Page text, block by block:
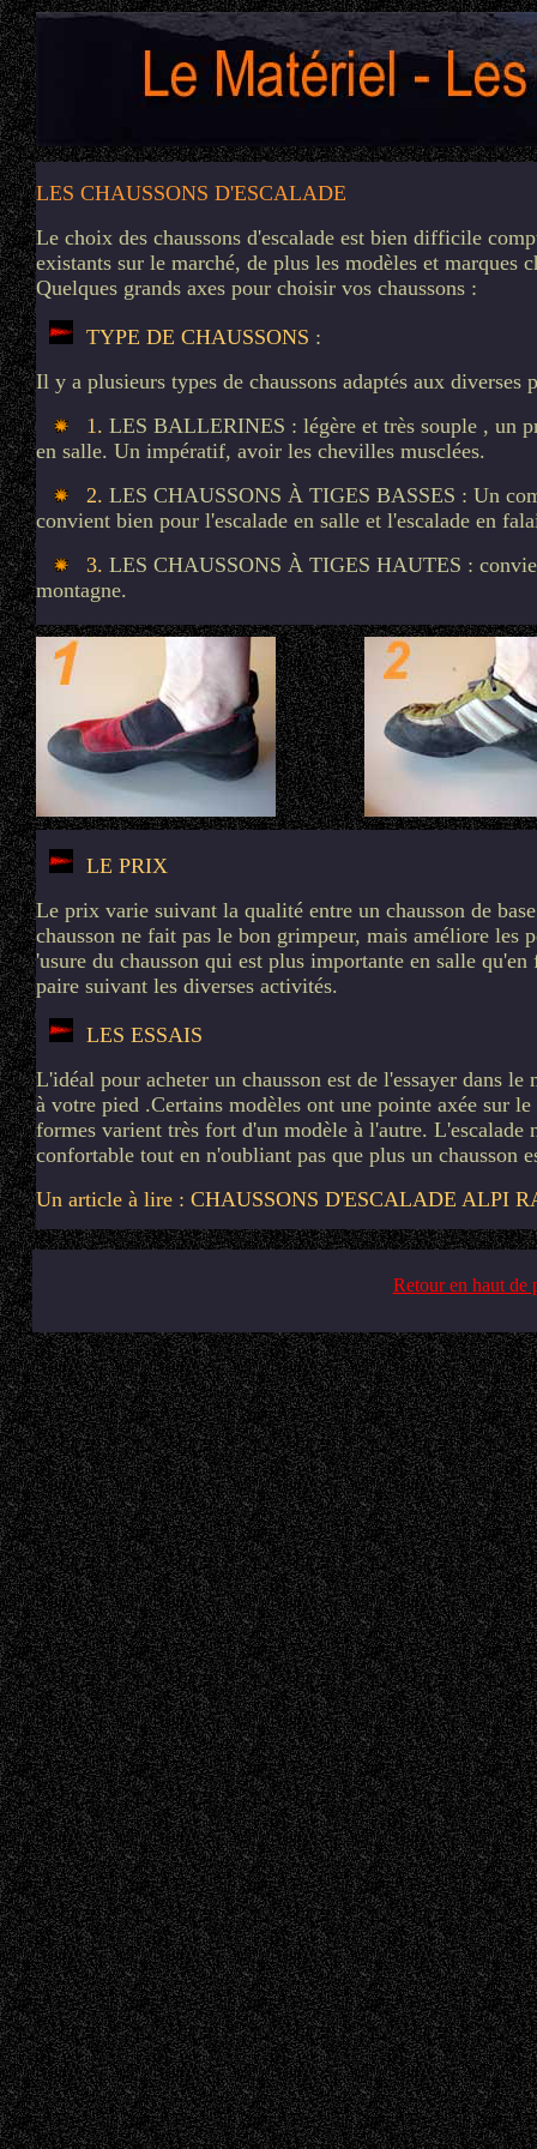
LES CHAUSSONS D'ESCALADE
Le choix des chaussons d'escalade est bien difficile
existants sur le marché, de plus les modèles et marques
Quelques grands axes pour choisir vos chaussons :
TYPE DE CHAUSSONS :
Il y a plusieurs types de chaussons adaptés aux diverses
1. LES BALLERINES : légère et très souple , un
en salle. Un impératif, avoir les chevilles musclées.
2. LES CHAUSSONS À TIGES BASSES : Un
convient bien pour l'escalade en salle et l'escalade en
3. LES CHAUSSONS À TIGES HAUTES :
montagne.
LE PRIX
Le prix varie suivant la qualité entre un chausson de
chausson ne fait pas le bon grimpeur, mais améliore les
'usure du chausson qui est plus importante en salle
paire suivant les diverses activités.
LES ESSAIS
L'idéal pour acheter un chausson est de l'essayer dans
à votre pied .Certains modèles ont une pointe axée sur
formes varient très fort d'un modèle à l'autre. L'escalade
confortable tout en n'oubliant pas que plus un chausson
Un article à lire : CHAUSSONS D'ESCALADE ALPI
Retour en haut de